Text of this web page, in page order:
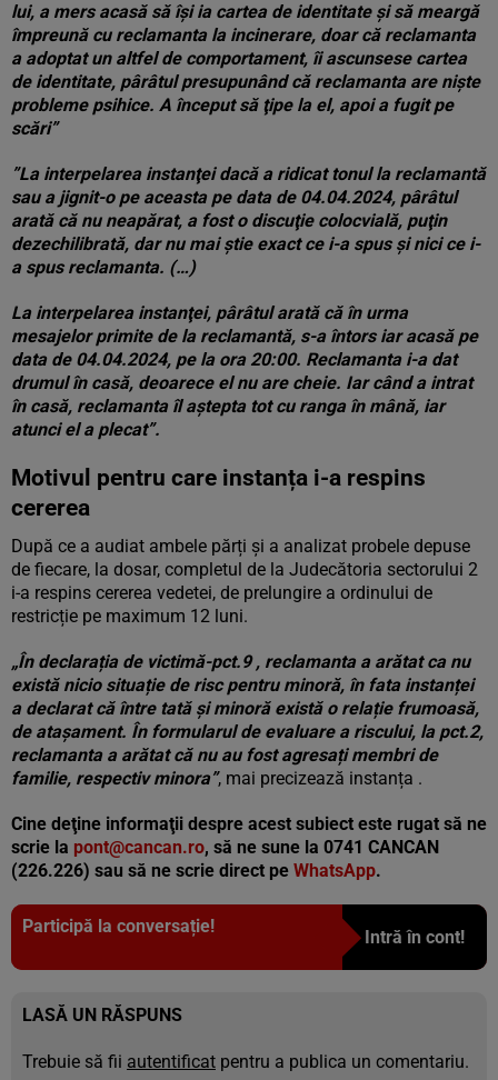
lui, a mers acasă să îşi ia cartea de identitate şi să meargă
împreună cu reclamanta la incinerare, doar că reclamanta
a adoptat un altfel de comportament, îi ascunsese cartea
de identitate, pârâtul presupunând că reclamanta are nişte
probleme psihice. A început să ţipe la el, apoi a fugit pe
scări”
”La interpelarea instanţei dacă a ridicat tonul la reclamantă
sau a jignit-o pe aceasta pe data de 04.04.2024, pârâtul
arată că nu neapărat, a fost o discuţie colocvială, puţin
dezechilibrată, dar nu mai ştie exact ce i-a spus şi nici ce i-
a spus reclamanta. (…)
La interpelarea instanţei, pârâtul arată că în urma
mesajelor primite de la reclamantă, s-a întors iar acasă pe
data de 04.04.2024, pe la ora 20:00. Reclamanta i-a dat
drumul în casă, deoarece el nu are cheie. Iar când a intrat
în casă, reclamanta îl aştepta tot cu ranga în mână, iar
atunci el a plecat”.
Motivul pentru care instanța i-a respins
cererea
După ce a audiat ambele părți și a analizat probele depuse
de fiecare, la dosar, completul de la Judecătoria sectorului 2
i-a respins cererea vedetei, de prelungire a ordinului de
restricție pe maximum 12 luni.
„În declarația de victimă-pct.9 , reclamanta a arătat ca nu
există nicio situație de risc pentru minoră, în fata instanței
a declarat că între tată și minoră există o relație frumoasă,
de atașament. În formularul de evaluare a riscului, la pct.2,
reclamanta a arătat că nu au fost agresați membri de
familie, respectiv minora”, mai precizează instanța .
Cine deţine informaţii despre acest subiect este rugat să ne
scrie la pont@cancan.ro, să ne sune la 0741 CANCAN
(226.226) sau să ne scrie direct pe WhatsApp.
Participă la conversație!
Intră în cont!
LASĂ UN RĂSPUNS
Trebuie să fii autentificat pentru a publica un comentariu.